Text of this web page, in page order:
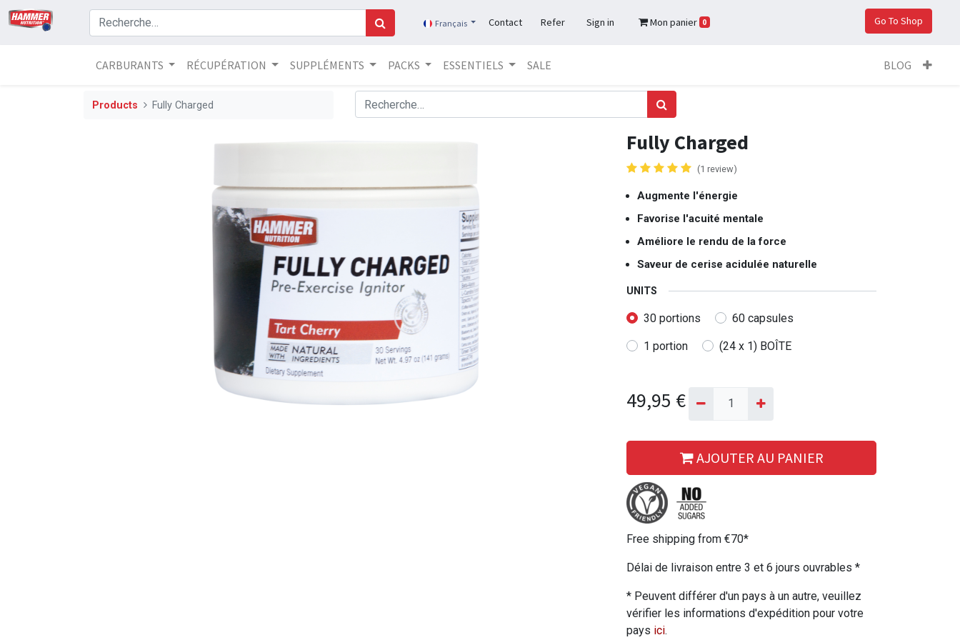
Français Contact Refer Sign in Mon panier 0 Go To Shop
CARBURANTS RÉCUPÉRATION SUPPLÉMENTS PACKS ESSENTIELS SALE BLOG
Products Fully Charged
Fully Charged
(1 review)
Augmente l'énergie
Favorise l'acuité mentale
Améliore le rendu de la force
Saveur de cerise acidulée naturelle
UNITS
30 portions 60 capsules
1 portion (24 x 1) BOÎTE
49,95 €
AJOUTER AU PANIER
Free shipping from €70*
Délai de livraison entre 3 et 6 jours ouvrables *
* Peuvent différer d'un pays à un autre, veuillez
vérifier les informations d'expédition pour votre
pays ici.